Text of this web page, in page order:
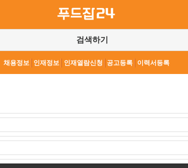
검색하기
채용정보 인재정보 인재열람신청 공고등록 이력서등록